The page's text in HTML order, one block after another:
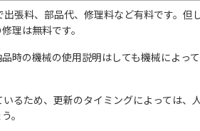
張料、部品代、修理料など有料です。
理は無料です。
時の機械の使用説明はしても機械によ
るため、更新のタイミングによっては
。